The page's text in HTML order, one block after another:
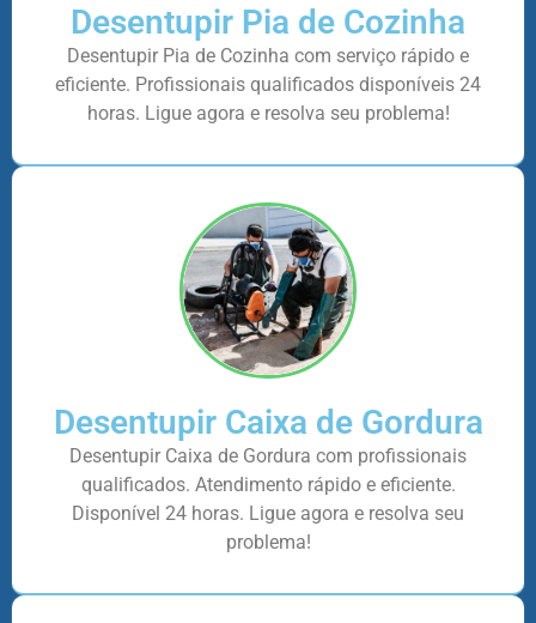
Desentupir Pia de Cozinha
Desentupir Pia de Cozinha com serviço rápido e
eficiente. Profissionais qualificados disponíveis 24
horas. Ligue agora e resolva seu problema!
Desentupir Caixa de Gordura
Desentupir Caixa de Gordura com profissionais
qualificados. Atendimento rápido e eficiente.
Disponível 24 horas. Ligue agora e resolva seu
problema!